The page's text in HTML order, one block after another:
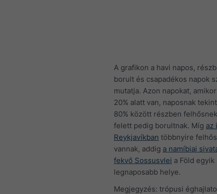
A grafikon a havi napos,
borult és csapadékos napok
mutatja. Azon napokat,
20% alatt van, naposnak
80% között részben
felett pedig borultnak. Míg az
Reykjavíkban többnyire
vannak, addig a namíbiai
fekvő Sossusvlei a Föld egyik
legnaposabb helye.
Megjegyzés: trópusi